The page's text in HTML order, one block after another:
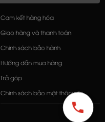
Cam kết hàng hóa
Giao hàng và thanh toán
Chính sách bảo hành
Hướng dẫn mua hàng
Trả góp
Chính sách bảo mật thông tin